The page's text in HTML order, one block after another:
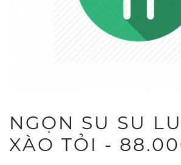
NGỌN SU SU
XÀO TỎI -